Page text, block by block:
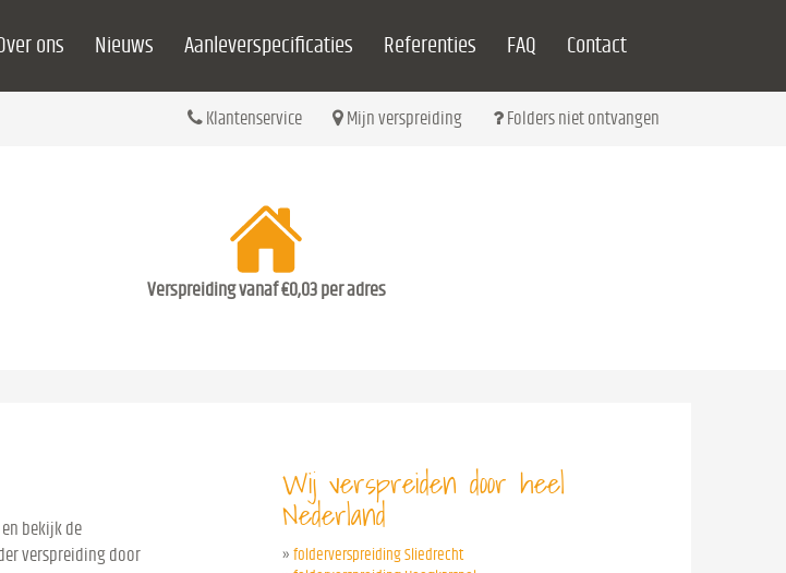
ons Nieuws Aanleverspecificaties Referenties FAQ Contact
Klantenservice Mijn verspreiding Folders niet ontvangen
Verspreiding vanaf €0,03 per adres
bekijk de
verspreiding door
Wij verspreiden door heel
Nederland
» folderverspreiding Sliedrecht